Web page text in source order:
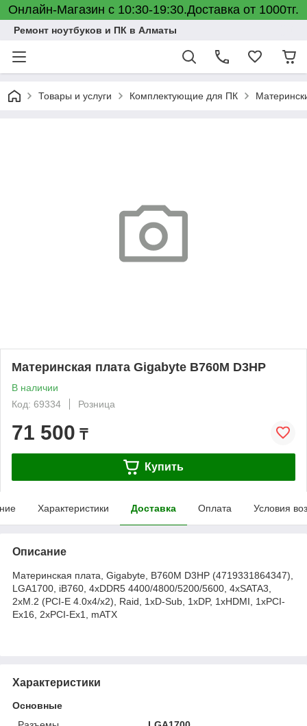
Онлайн-Магазин с 10:30-19:30.Доставка от 1000тг.
Ремонт ноутбуков и ПК в Алматы
Товары и услуги Комплектующие для ПК
Материнская плата Gigabyte B760M D3HP
В наличии
Код: 69334
Розница
71 500 ₸
Купить
Характеристики Доставка Оплата Условия
Описание
Материнская плата, Gigabyte, B760M D3HP (4719331864347),
LGA1700, iB760, 4xDDR5 4400/4800/5200/5600, 4xSATA3,
2xM.2 (PCI-E 4.0x4/x2), Raid, 1xD-Sub, 1хDP, 1xHDMI, 1xPCI-
Ex16, 2xPCI-Ex1, mATX
Характеристики
Основные